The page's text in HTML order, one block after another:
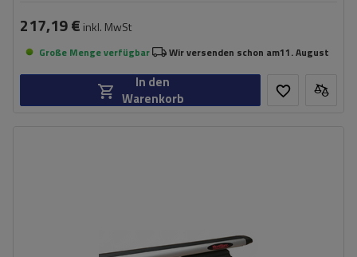
217,19 € inkl. MwSt
Große Menge verfügbar Wir versenden schon am11. August
In den
Warenkorb